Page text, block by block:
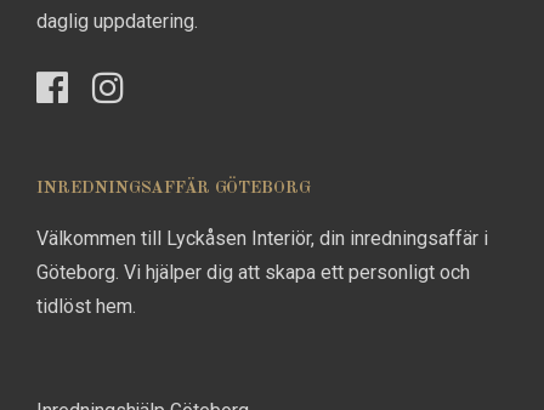
daglig uppdatering.
INREDNINGSAFFÄR GÖTEBORG
Välkommen till Lyckåsen Interiör, din inredningsaffär i
Göteborg. Vi hjälper dig att skapa ett personligt och
tidlöst hem.